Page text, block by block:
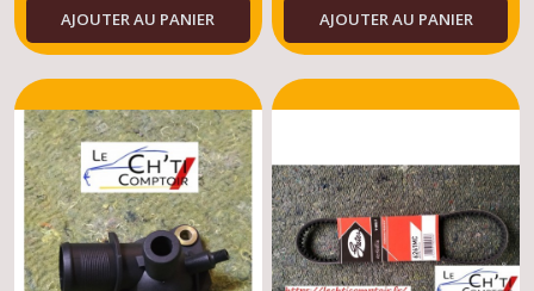
AJOUTER AU PANIER AJOUTER AU PANIER